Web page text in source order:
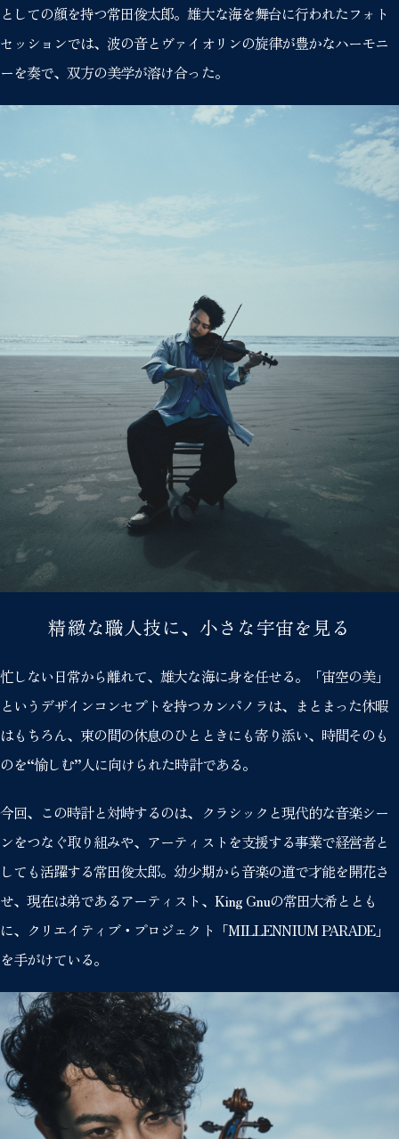
としての顔を持つ常田俊太郎。雄大な海を舞台に行われたフォト
セッションでは、波の音とヴァイオリンの旋律が豊かなハーモニ
ーを奏で、双方の美学が溶け合った。
精緻な職人技に、小さな宇宙を見る
忙しない日常から離れて、雄大な海に身を任せる。「宙空の美」
というデザインコンセプトを持つカンパノラは、まとまった休暇
はもちろん、束の間の休息のひとときにも寄り添い、時間そのも
のを“愉しむ”人に向けられた時計である。
今回、この時計と対峙するのは、クラシックと現代的な音楽シー
ンをつなぐ取り組みや、アーティストを支援する事業で経営者と
しても活躍する常田俊太郎。幼少期から音楽の道で才能を開花さ
せ、現在は弟であるアーティスト、King Gnuの常田大希ととも
に、クリエイティブ・プロジェクト「MILLENNIUM PARADE」
を手がけている。